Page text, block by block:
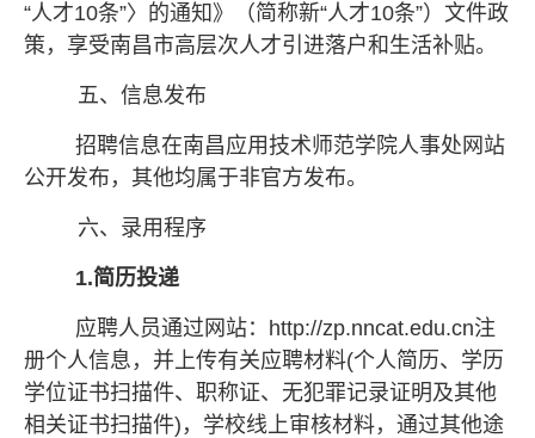
“人才10条”〉的通知》（简称新“人才10条”）文件政
策，享受南昌市高层次人才引进落户和生活补贴。
五、信息发布
招聘信息在南昌应用技术师范学院人事处网站
公开发布 ，其他均属于非官方发布。
六、录用程序
1.简历投递
应聘人员通过网站：
http://zp.nncat.edu.cn注
册个人信息，并上传有关应聘材料(个人简历、学历
学位证书扫描件、职称证、无犯罪记录证明及其他
相关证书扫描件)，学校线上审核材料，通过其他途